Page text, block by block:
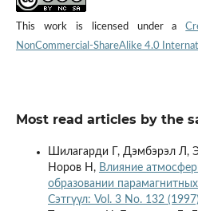
This work is licensed under a
NonCommercial-ShareAlike 4.0
Most read articles by the
Шилагарди Г, Дэмбэрэл Л,
Норов Н, Влияние
образовании
Сэтгүүл: Vol. 3 No. 132